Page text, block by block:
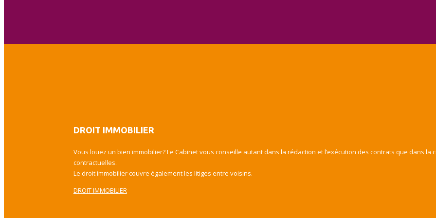
DROIT IMMOBILIER
Vous louez un bien immobilier? Le Cabinet vous conseille autant dans la rédaction et l’exécution des contrats que dans la
contractuelles.
Le droit immobilier couvre également les litiges entre voisins.
DROIT IMMOBILIER